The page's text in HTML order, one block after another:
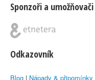
Sponzoři a umožňovači
Odkazovník
Blog | Nápady & připomínky